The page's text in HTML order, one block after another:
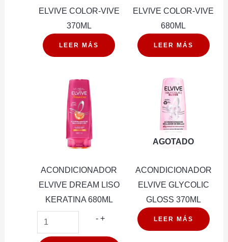
ELVIVE COLOR-VIVE
370ML
LEER MÁS
ELVIVE COLOR-VIVE
680ML
LEER MÁS
ACONDICIONADOR
ELVIVE DREAM LISO
KERATINA 680ML
- ACONDICIONADOR
+
AGOTADO
ACONDICIONADOR
ELVIVE GLYCOLIC
GLOSS 370ML
LEER MÁS